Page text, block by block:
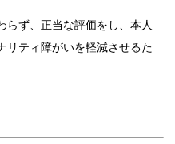
らず、正当な評価をし、本人
リティ障がいを軽減させるた